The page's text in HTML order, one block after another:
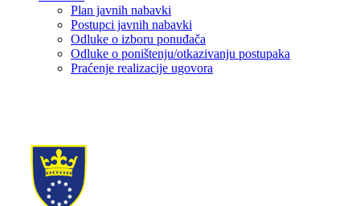
Plan javnih nabavki
Postupci javnih nabavki
Odluke o izboru ponuđača
Odluke o poništenju/otkazivanju postupaka
Praćenje realizacije ugovora